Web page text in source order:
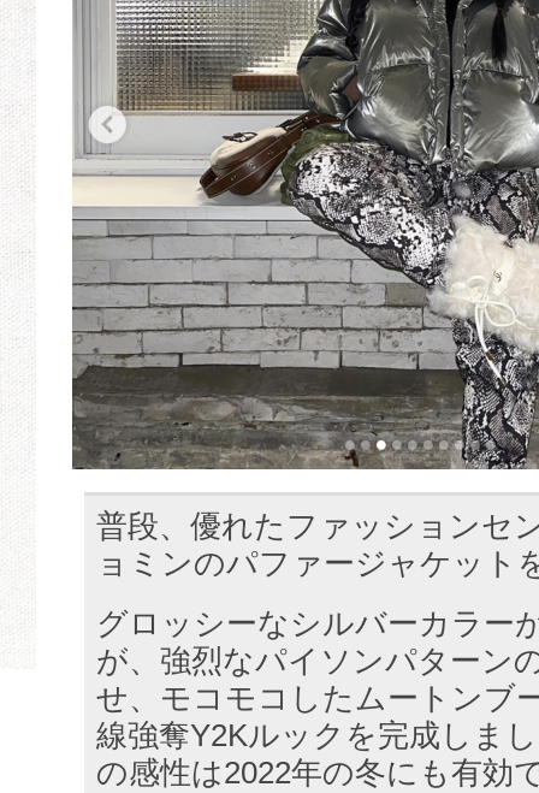
普段、優れたファッションセ
ョミンのパファージャケット
グロッシーなシルバーカラー
が、強烈なパイソンパターン
せ、モコモコしたムートンブ
線強奪Y2Kルックを完成しま
の感性は2022年の冬にも有効